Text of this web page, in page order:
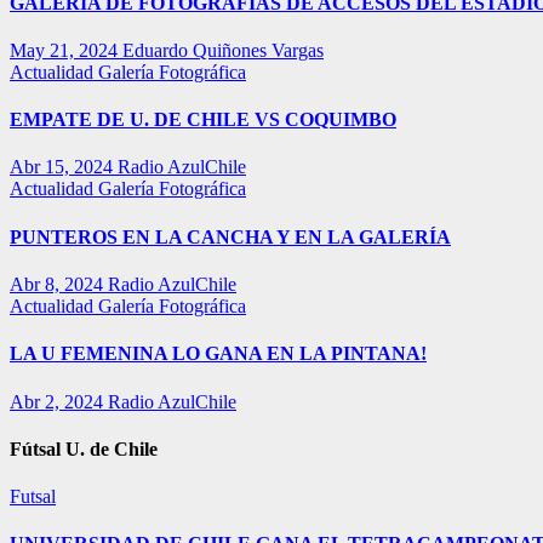
May 21, 2024 Eduardo Quiñones Vargas
Actualidad Galería Fotográfica
EMPATE DE U. DE CHILE VS COQUIMBO
Abr 15, 2024 Radio AzulChile
Actualidad Galería Fotográfica
PUNTEROS EN LA CANCHA Y EN LA GALERÍA
Abr 8, 2024 Radio AzulChile
Actualidad Galería Fotográfica
LA U FEMENINA LO GANA EN LA PINTANA!
Abr 2, 2024 Radio AzulChile
Fútsal U. de Chile
Futsal